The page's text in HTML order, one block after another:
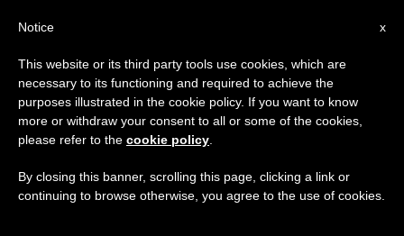
Il Maestro di Giovanni Paolo II
(parte I)
x
Notice
This website or its third party tools use cookies, which are
necessary to its functioning and required to achieve the
purposes illustrated in the cookie policy. If you want to know
more or withdraw your consent to all or some of the cookies,
please refer to the cookie policy
By closing this banner, scrolling this page, clicking a link or
continuing to browse otherwise, you agree to the use of cookies.